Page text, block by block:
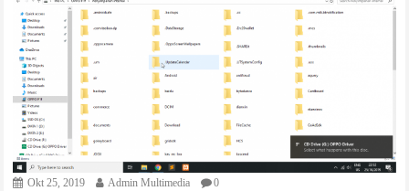
Okt 25, 2019 Admin Multimedia 0